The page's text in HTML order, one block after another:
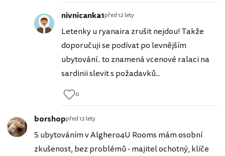
nivnicanka1před 12 lety
Letenky u ryanaira zrušit nejdou! Takže
doporučuji se podívat po levnějším
ubytování.. to znamená vcenové ralaci na
sardinii slevit s požadavků...
0
borshoppřed 12 lety
S ubytováním v Alghero4U Rooms mám osobní
zkušenost, bez problémů - majitel ochotný, klíče